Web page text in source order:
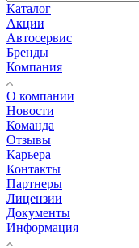
Каталог
Акции
Автосервис
Бренды
Компания
О компании
Новости
Команда
Отзывы
Карьера
Контакты
Партнеры
Лицензии
Документы
Информация